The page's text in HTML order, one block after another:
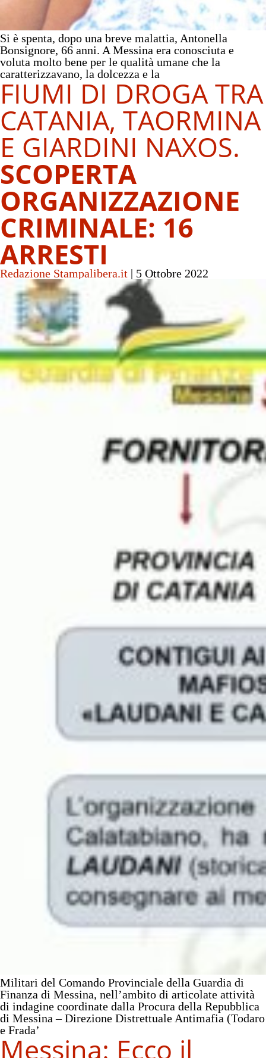
Si è spenta, dopo una breve malattia, Antonella
Bonsignore, 66 anni. A Messina era conosciuta e
voluta molto bene per le qualità umane che la
caratterizzavano, la dolcezza e la
FIUMI DI DROGA TRA
CATANIA, TAORMINA
E GIARDINI NAXOS.
SCOPERTA
ORGANIZZAZIONE
CRIMINALE: 16
ARRESTI
Redazione Stampalibera.it | 5 Ottobre 2022
Militari del Comando Provinciale della Guardia di
Finanza di Messina, nell’ambito di articolate attività
di indagine coordinate dalla Procura della Repubblica
di Messina – Direzione Distrettuale Antimafia (Todaro
e Frada’
Messina: Ecco il